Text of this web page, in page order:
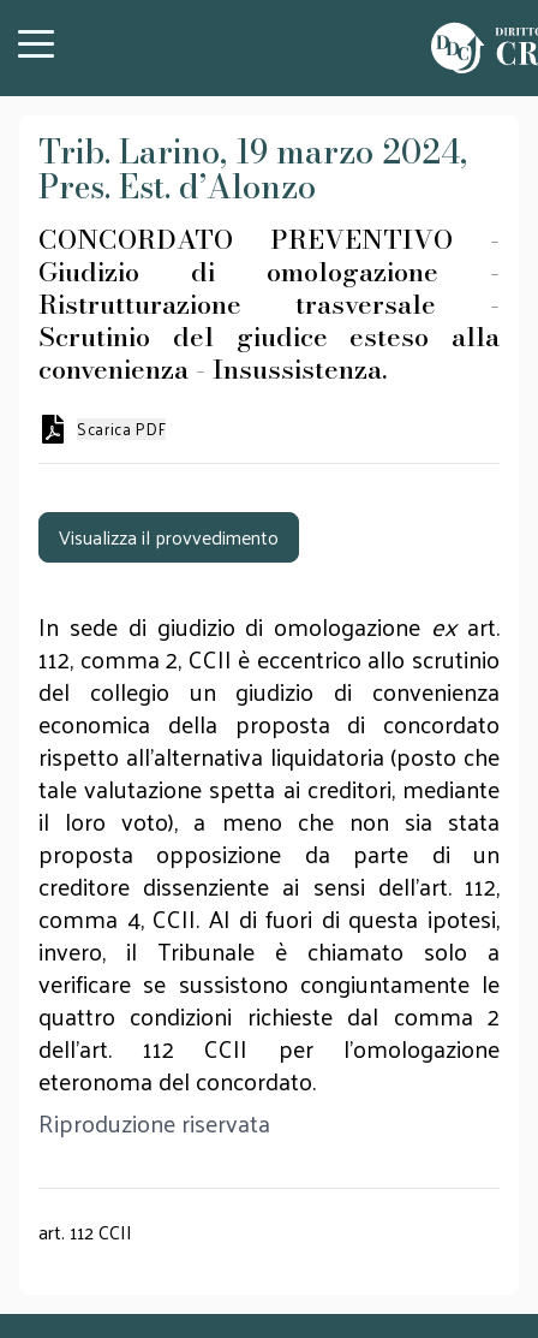
Trib. Larino, 19 marzo 2024,
Pres. Est. d’Alonzo
CONCORDATO PREVENTIVO -
Giudizio di omologazione -
Ristrutturazione trasversale -
Scrutinio del giudice esteso alla
convenienza - Insussistenza.
Scarica PDF
Visualizza il provvedimento
In sede di giudizio di omologazione ex art.
112, comma 2, CCII è eccentrico allo scrutinio
del collegio un giudizio di convenienza
economica della proposta di concordato
rispetto all’alternativa liquidatoria (posto che
tale valutazione spetta ai creditori, mediante
il loro voto), a meno che non sia stata
proposta opposizione da parte di un
creditore dissenziente ai sensi dell’art. 112,
comma 4, CCII. Al di fuori di questa ipotesi,
invero, il Tribunale è chiamato solo a
verificare se sussistono congiuntamente le
quattro condizioni richieste dal comma 2
dell’art. 112 CCII per l’omologazione
eteronoma del concordato.
Riproduzione riservata
art. 112 CCII